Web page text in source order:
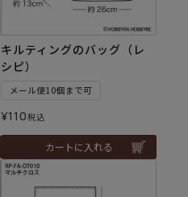
キルティングのバッグ（レ
シピ）
メール便10個まで可
¥110税込
カートに入れる